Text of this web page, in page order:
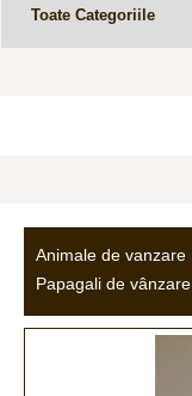
Animale de vanzare
Papagali de vânzare